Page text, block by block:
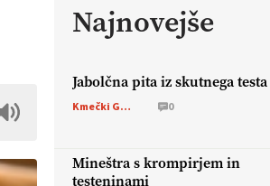
Najnovejše
Jabolčna pita iz skutnega testa
Kmečki Glas 0
Mineštra s krompirjem in
testeninami